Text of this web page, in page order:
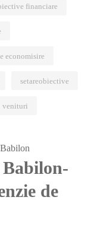
financiare
economisire
setareobiective
venituri
de